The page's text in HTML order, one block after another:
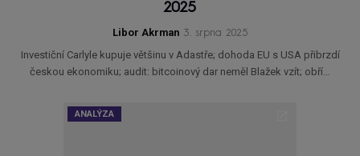
2025
Libor Akrman3. srpna 2025
Investiční Carlyle kupuje většinu v Adastře; dohoda EU s USA přibrzdí
českou ekonomiku; audit: bitcoinový dar neměl Blažek vzít; obří…
ANALÝZA